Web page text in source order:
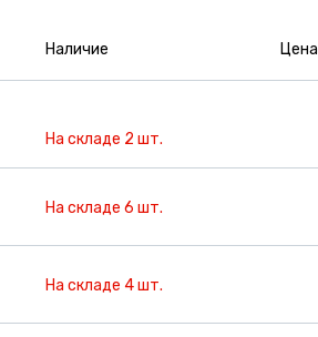
Наличие Цена
На складе 2 шт.
На складе 6 шт.
На складе 4 шт.